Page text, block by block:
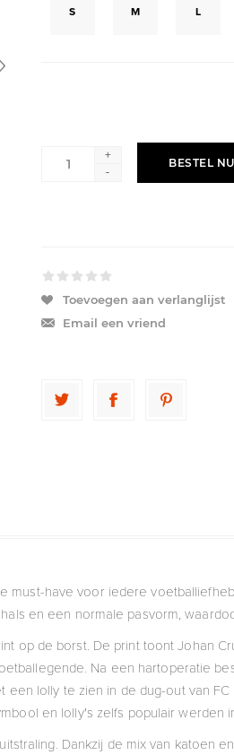
S M L
+
-
BESTEL
Toevoegen aan verlanglijst
Email een vriend
must-have voor iedere
en een normale pasvorm,
op de borst. De print toont Johan
Na een hartoperatie
een lolly te zien in de dug-out van
en lolly's zelfs populair werden
Dankzij de mix van katoen